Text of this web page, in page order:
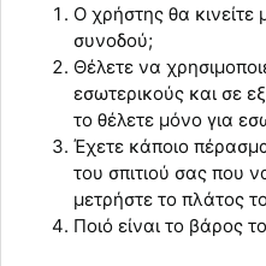
Ο χρήστης θα κινείτε
συνοδού;
Θέλετε να
εσωτερικούς και σε
το θέλετε μόνο για
Έχετε κάποιο
του σπιτιού σας που
μετρήστε το πλάτος
Ποιό είναι το βάρος